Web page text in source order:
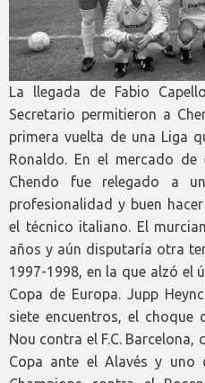
La llegada de Fabio
Secretario permitieron a
primera vuelta de una Liga
Ronaldo. En el mercado
Chendo fue relegado a
profesionalidad y buen
el técnico italiano. El
años y aún disputaría otra
1997-1998, en la que alzó el
Copa de Europa. Jupp
siete encuentros, el choque
Nou contra el F.C.
Copa ante el Alavés y